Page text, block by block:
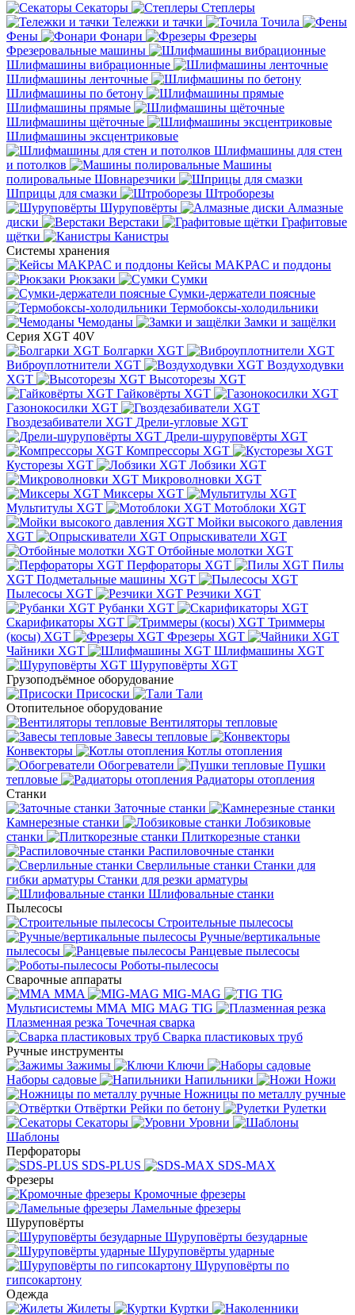
Секаторы
Степлеры
Тележки и тачки
Точила
Фены
Фонари
Фрезеры
Фрезеровальные машины
Шлифмашины вибрационные
Шлифмашины ленточные
Шлифмашины по бетону
Шлифмашины прямые
Шлифмашины щёточные
Шлифмашины эксцентриковые
Шлифмашины для стен
и потолков
Машины
полировальные Шовнарезчики
Шприцы для смазки
Штроборезы
Шуруповёрты
Алмазные
диски
Верстаки
Графитовые
щётки
Канистры
Системы хранения
Кейсы MAKPAC и поддоны
Рюкзаки
Сумки
Сумки-держатели поясные
Термобоксы-холодильники
Чемоданы
Замки и защёлки
Серия XGT 40V
Болгарки XGT
Виброуплотнители XGT
Воздуходувки
XGT
Высоторезы XGT
Гайковёрты XGT
Газонокосилки XGT
Гвоздезабиватели XGT Дрели-угловые XGT
Дрели-шуруповёрты XGT
Компрессоры XGT
Кусторезы XGT
Лобзики XGT
Микроволновки XGT
Миксеры XGT
Мультитулы XGT
Мотоблоки XGT
Мойки высокого давления
XGT
Опрыскиватели XGT
Отбойные молотки XGT
Перфораторы XGT
Пилы
XGT Подметальные машины XGT
Пылесосы XGT
Резчики XGT
Рубанки XGT
Скарификаторы XGT
Триммеры
(косы) XGT
Фрезеры XGT
Чайники XGT
Шлифмашины XGT
Шуруповёрты XGT
Грузоподъёмное оборудование
Присоски
Тали
Отопительное оборудование
Вентиляторы тепловые
Завесы тепловые
Конвекторы
Котлы отопления
Обогреватели
Пушки
тепловые
Радиаторы отопления
Станки
Заточные станки
Камнерезные станки
Лобзиковые
станки
Плиткорезные станки
Распиловочные станки
Сверлильные станки Станки для
гибки арматуры Станки для резки арматуры
Шлифовальные станки
Пылесосы
Строительные пылесосы
Ручные/вертикальные
пылесосы
Ранцевые пылесосы
Роботы-пылесосы
Сварочные аппараты
MMA
MIG-MAG
TIG
Мультисистемы ММА MIG MAG TIG
Плазменная резка Точечная сварка
Cварка пластиковых труб
Ручные инструменты
Зажимы
Ключи
Наборы садовые
Напильники
Ножи
Ножницы по металлу ручные
Отвёртки Рейки по бетону
Рулетки
Секаторы
Уровни
Шаблоны
Перфораторы
SDS-PLUS
SDS-MAX
Фрезеры
Кромочные фрезеры
Ламельные фрезеры
Шуруповёрты
Шуруповёрты безударные
Шуруповёрты ударные
Шуруповёрты по
гипсокартону
Одежда
Жилеты
Куртки